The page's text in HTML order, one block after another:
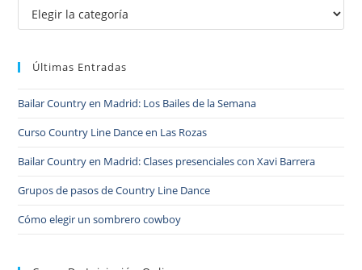
Últimas Entradas
Bailar Country en Madrid: Los Bailes de la Semana
Curso Country Line Dance en Las Rozas
Bailar Country en Madrid: Clases presenciales con Xavi Barrera
Grupos de pasos de Country Line Dance
Cómo elegir un sombrero cowboy